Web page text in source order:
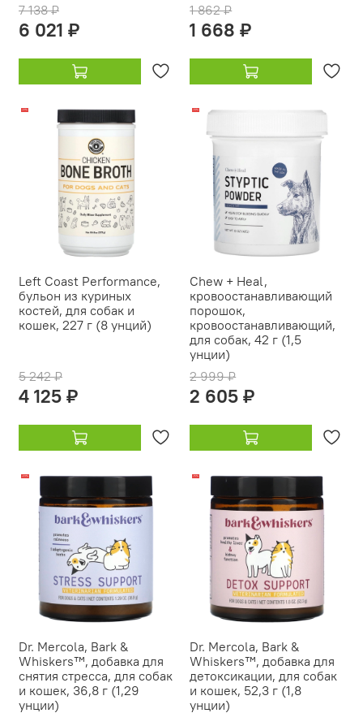
7 138 ₽
6 021 ₽
1 862 ₽
1 668 ₽
-21%
Left Coast Performance,
бульон из куриных
костей, для собак и
кошек, 227 г (8 унций)
5 242 ₽
4 125 ₽
-13%
Chew + Heal,
кровоостанавливающий
порошок,
кровоостанавливающий,
для собак, 42 г (1,5
унции)
2 999 ₽
2 605 ₽
-23%
Dr. Mercola, Bark &
Whiskers™, добавка для
снятия стресса, для собак
и кошек, 36,8 г (1,29
унции)
-15%
Dr. Mercola, Bark &
Whiskers™, добавка для
детоксикации, для собак
и кошек, 52,3 г (1,8
унции)